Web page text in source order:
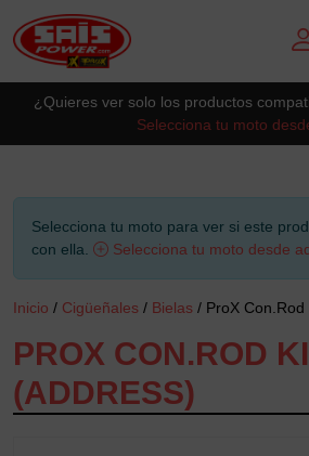
¿Quieres ver solo los productos
Selecciona tu moto
Selecciona tu moto para ver si este
con ella.
Selecciona tu moto desde
Inicio / Cigüeñales / Bielas / ProX Con.Rod
PROX CON.ROD
(ADDRESS)